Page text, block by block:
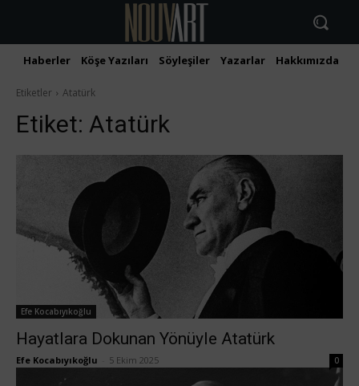
Haberler Köşe Yazıları Söyleşiler Yazarlar Hakkımızda
Etiketler Atatürk
Etiket: Atatürk
Efe Kocabıyıkoğlu
Hayatlara Dokunan Yönüyle Atatürk
Efe Kocabıyıkoğlu 5 Ekim 2025 0